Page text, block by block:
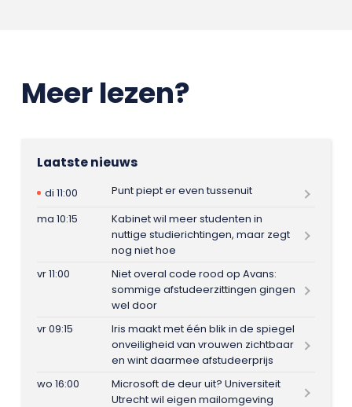
Meer lezen?
Laatste nieuws
di 11:00
Punt piept er even tussenuit
ma 10:15
Kabinet wil meer studenten in
nuttige studierichtingen, maar zegt
nog niet hoe
vr 11:00
Niet overal code rood op Avans:
sommige afstudeerzittingen gingen
wel door
vr 09:15
Iris maakt met één blik in de spiegel
onveiligheid van vrouwen zichtbaar
en wint daarmee afstudeerprijs
wo 16:00
Microsoft de deur uit? Universiteit
Utrecht wil eigen mailomgeving